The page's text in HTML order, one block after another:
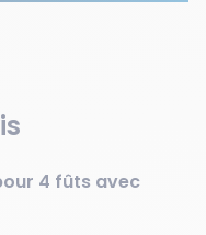
4 fûts avec